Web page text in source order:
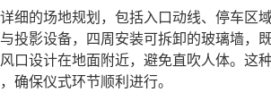
细的场地规划，包括入口动线、停车区
投影设备，四周安装可拆卸的玻璃墙，
口设计在地面附近，避免直吹人体。这
确保仪式环节顺利进行。